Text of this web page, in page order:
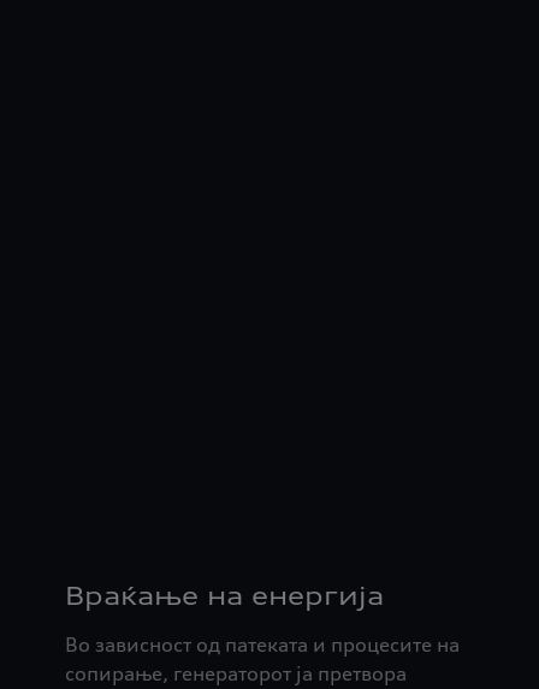
Враќање на енергија
Во зависност од патеката и процесите на
сопирање, генераторот ја претвора